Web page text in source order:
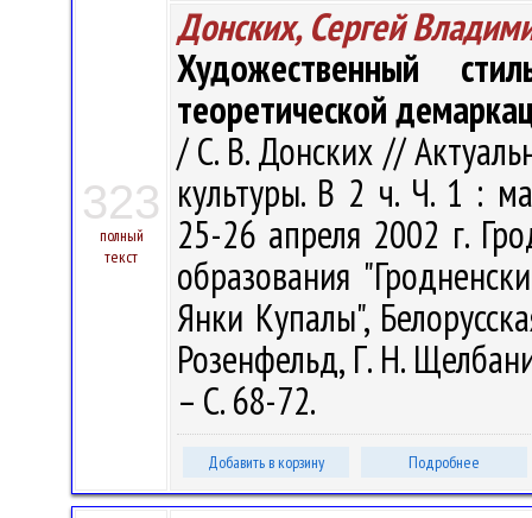
323
полный
текст
Донских, Сергей
Художественный
теоретической
/ С. В. Донских //
культуры. В 2 ч. Ч. 1 :
25-26 апреля 2002 г.
образования
Янки Купалы",
Розенфельд, Г. Н.
– С. 68-72.
Добавить в корзину Подробнее